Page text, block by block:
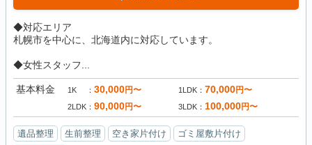
◆対応エリア
札幌市を中心に、北海道内に対応しています。
◆女性スタッフ...
基本料金 1K 30,000円〜 1LDK 70,000円〜
2LDK 90,000円〜 3LDK 100,000円〜
遺品整理 生前整理 空き家片付け
ゴミ屋敷片付け